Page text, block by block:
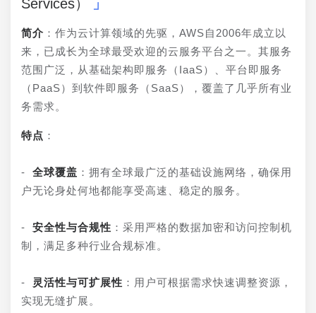
Services）
简介 ：作为云计算领域的先驱，AWS自2006年成立以
来，已成长为全球最受欢迎的云服务平台之一。其服务
范围广泛，从基础架构即服务（IaaS）、平台即服务
（PaaS）到软件即服务（SaaS），覆盖了几乎所有业
务需求。
特点 ：
- 全球覆盖 ：拥有全球最广泛的基础设施网络，确保用
户无论身处何地都能享受高速、稳定的服务。
- 安全性与合规性 ：采用严格的数据加密和访问控制机
制，满足多种行业合规标准。
- 灵活性与可扩展性 ：用户可根据需求快速调整资源，
实现无缝扩展。